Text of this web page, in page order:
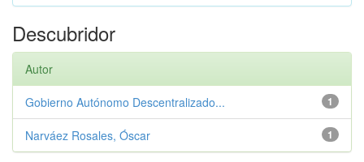
Descubridor
Autor
1
Gobierno Autónomo Descentralizado...
1
Narváez Rosales, Óscar